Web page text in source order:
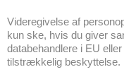
Videregivelse af
kun ske, hvis du giver
databehandlere i EU
tilstrækkelig beskyttelse.